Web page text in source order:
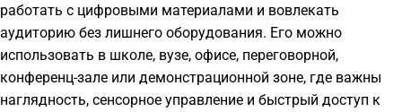
работать с цифровыми материалами и вовлекать
аудиторию без лишнего оборудования. Его можно
использовать в школе, вузе, офисе, переговорной,
конференц-зале или демонстрационной зоне, где важны
наглядность, сенсорное управление и быстрый доступ к